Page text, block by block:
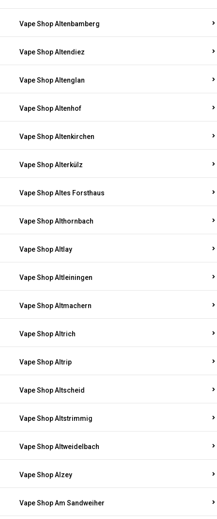
Vape Shop Altenbamberg
Vape Shop Altendiez
Vape Shop Altenglan
Vape Shop Altenhof
Vape Shop Altenkirchen
Vape Shop Alterkülz
Vape Shop Altes Forsthaus
Vape Shop Althornbach
Vape Shop Altlay
Vape Shop Altleiningen
Vape Shop Altmachern
Vape Shop Altrich
Vape Shop Altrip
Vape Shop Altscheid
Vape Shop Altstrimmig
Vape Shop Altweidelbach
Vape Shop Alzey
Vape Shop Am Sandweiher